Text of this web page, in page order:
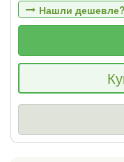
Нашли дешевле?
Если Вы
снизим цену и